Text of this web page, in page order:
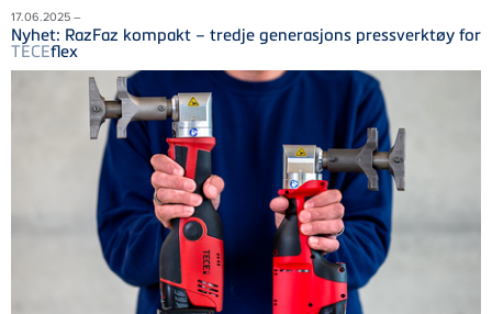
17.06.2025 –
Nyhet: RazFaz kompakt – tredje generasjons pressverktøy for
TECEflex